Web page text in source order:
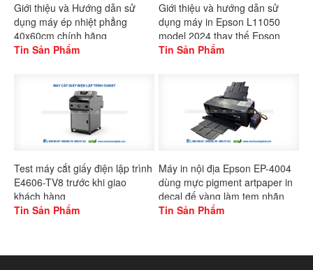
Giới thiệu và Hướng dẫn sử
dụng máy ép nhiệt phẳng
40x60cm chính hãng
Gaoshang
Tin Sản Phẩm
Giới thiệu và hướng dẫn sử
dụng máy in Epson L11050
model 2024 thay thế Epson
L1300
Tin Sản Phẩm
Test máy cắt giấy điện lập trình
E4606-TV8 trước khi giao
khách hàng
Tin Sản Phẩm
Máy in nội địa Epson EP-4004
dùng mực pigment artpaper in
decal đế vàng làm tem nhãn
Tin Sản Phẩm